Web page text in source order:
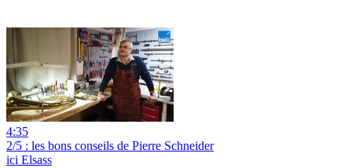
4:35
2/5 : les bons conseils de Pierre Schneider
ici Elsass